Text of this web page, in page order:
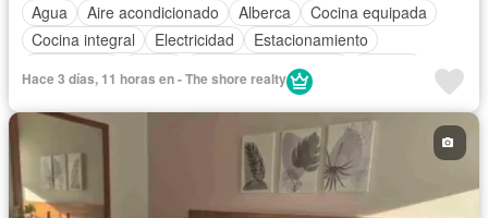
Agua
Aire acondicionado Alberca
Cocina equipada
Cocina integral
Electricidad
Estacionamiento
Recámara con closet
Permite mascotas
Completamente amueblado
Hace 3 días, 11 horas en - The shore realty